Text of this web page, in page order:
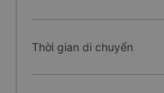
Thời gian di chuyển